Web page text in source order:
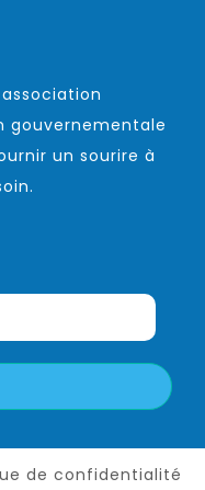
gouvernementale
un sourire à
de confidentialité